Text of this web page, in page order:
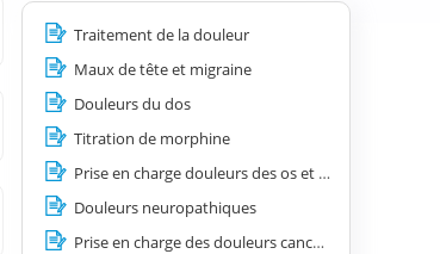
Traitement de la douleur
Maux de tête et migraine
Douleurs du dos
Titration de morphine
Prise en charge douleurs des os et des articulations
Douleurs neuropathiques
Prise en charge des douleurs cancéreuses